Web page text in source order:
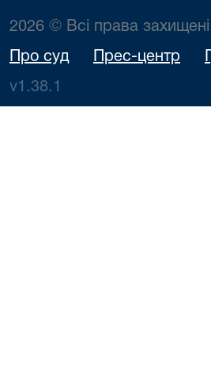
2026 © Всі права захищені
Про суд Прес-центр
v1.38.1